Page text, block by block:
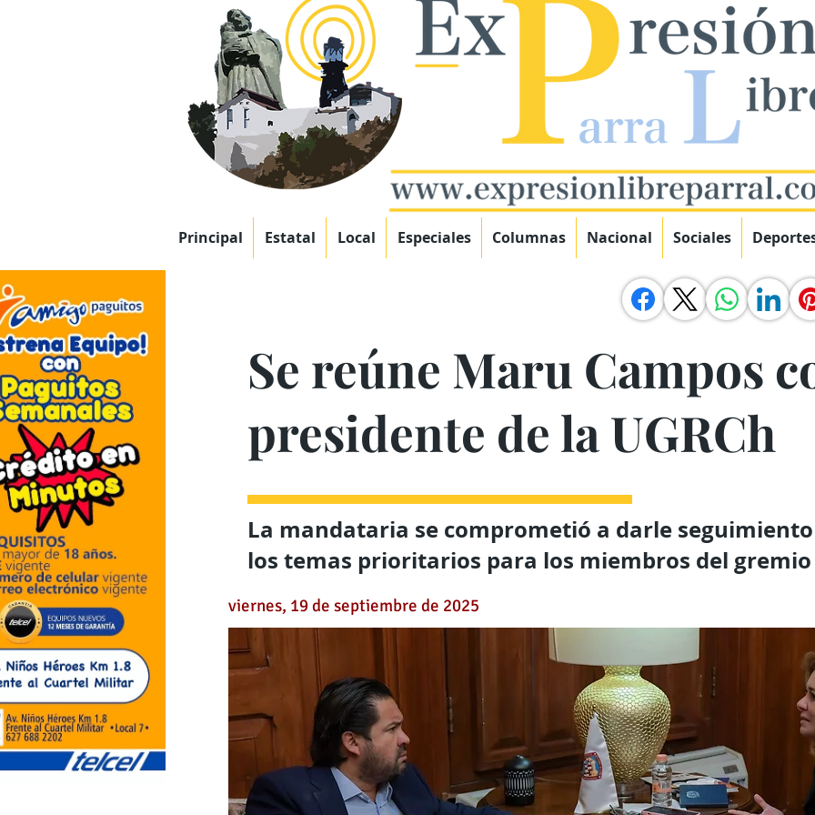
Principal Estatal Local Especiales Columnas Nacional Sociales
Se reúne Maru Campos
presidente de la UGRCh
La mandataria se comprometió a darle
los temas prioritarios para los miembros del gremio
viernes, 19 de septiembre de 2025